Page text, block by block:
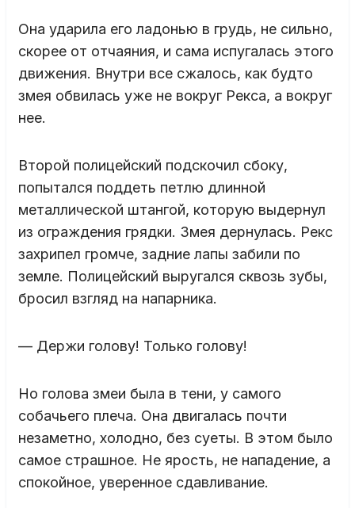
Она ударила его ладонью в грудь, не сильно,
скорее от отчаяния, и сама испугалась этого
движения. Внутри все сжалось, как будто
змея обвилась уже не вокруг Рекса, а вокруг
нее.
Второй полицейский подскочил сбоку,
попытался поддеть петлю длинной
металлической штангой, которую выдернул
из ограждения грядки. Змея дернулась. Рекс
захрипел громче, задние лапы забили по
земле. Полицейский выругался сквозь зубы,
бросил взгляд на напарника.
— Держи голову! Только голову!
Но голова змеи была в тени, у самого
собачьего плеча. Она двигалась почти
незаметно, холодно, без суеты. В этом было
самое страшное. Не ярость, не нападение, а
спокойное, уверенное сдавливание.